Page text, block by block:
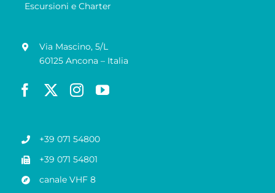
Escursioni e Charter
Via Mascino, 5/L
60125 Ancona – Italia
+39 071 54800
+39 071 54801
canale VHF 8